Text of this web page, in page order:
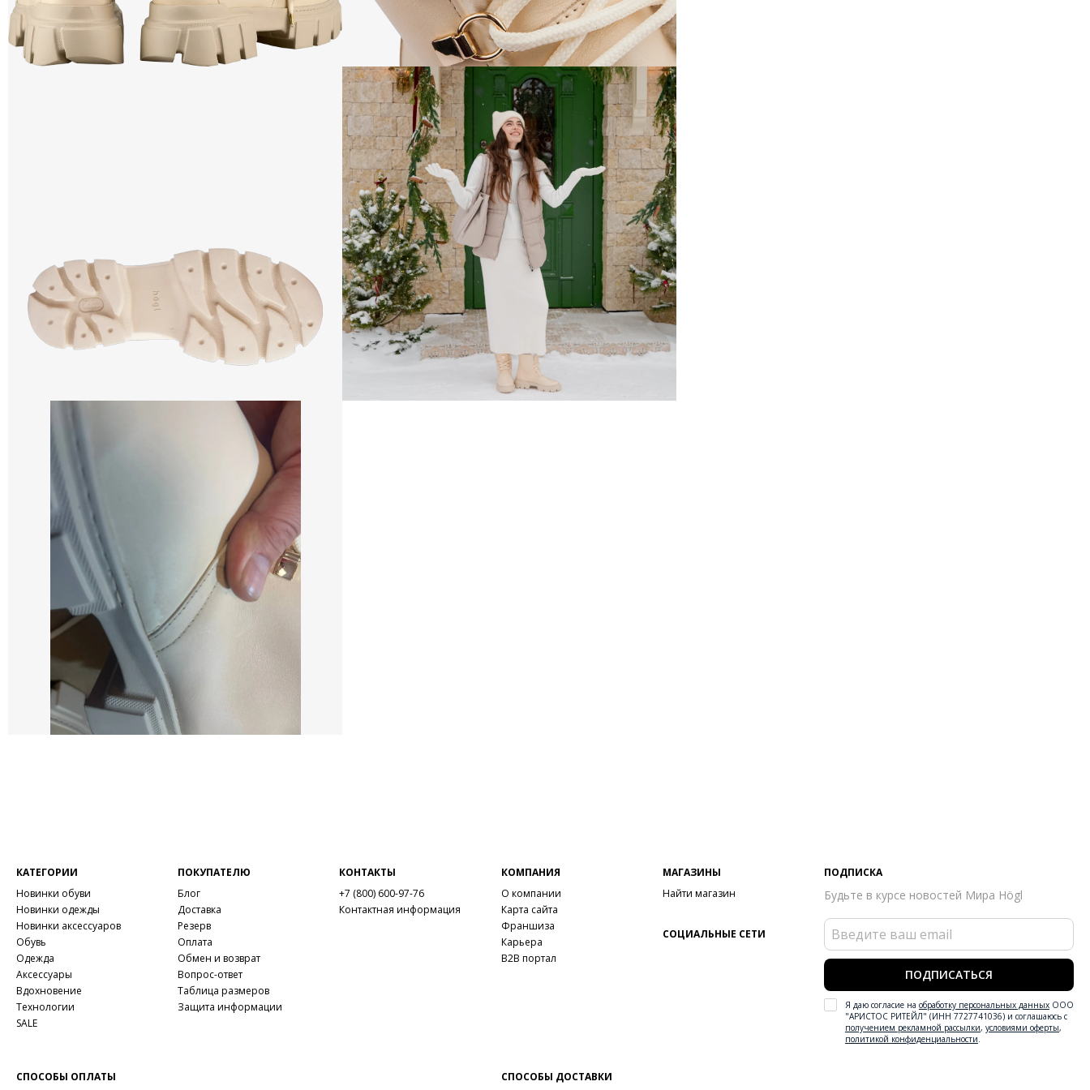
КАТЕГОРИИ
Новинки обуви
Новинки одежды
Новинки аксессуаров
Обувь
Одежда
Аксессуары
Вдохновение
Технологии
SALE
ПОКУПАТЕЛЮ
Блог
Доставка
Резерв
Оплата
Обмен и возврат
Вопрос-ответ
Таблица размеров
Защита информации
КОНТАКТЫ
+7 (800) 600-97-76
Контактная информация
КОМПАНИЯ
О компании
Карта сайта
Франшиза
Карьера
B2B портал
МАГАЗИНЫ
Найти магазин
СОЦИАЛЬНЫЕ СЕТИ
ПОДПИСКА
Будьте в курсе новостей Мира Högl
ПОДПИСАТЬСЯ
Я даю согласие на обработку персональных данныхООО
"АРИСТОС РИТЕЙЛ" (ИНН 7727741036) и соглашаюсь с
получением рекламной рассылки, условиями оферты,
политикой конфиденциальности.
СПОСОБЫ ОПЛАТЫ СПОСОБЫ ДОСТАВКИ